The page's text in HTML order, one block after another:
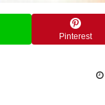
Pinterest